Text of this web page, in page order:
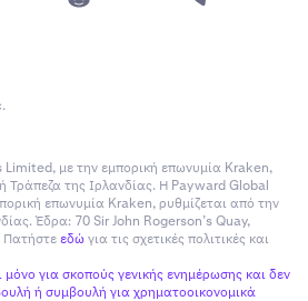
ποιο επίπεδο μόχλευσης
μια εντολή τακτοποίησης που
25% των ανοιχτών θέσεων σας
από τις παλαιότερες θέσεις
ποιο επίπεδο μόχλευσης
την εντολή τακτοποίησης.
να τακτοποιήσετε
συνεχώς για να διασφαλιστεί η
περιβάλλοντα για τον
ότι οι τιμές αναφοράς είναι
χρησιμοποιείται μια
που απορρίπτουν παρωχημένα
με την εμπορική επωνυμία Kraken,
Τράπεζα της Ιρλανδίας. Η Payward Global
επωνυμία Kraken, ρυθμίζεται από την
Έδρα: 70 Sir John Rogerson’s Quay,
Πατήστεεδώγια τις σχετικές πολιτικές και
για σκοπούς γενικής ενημέρωσης και δεν
ή συμβουλή για χρηματοοικονομικά